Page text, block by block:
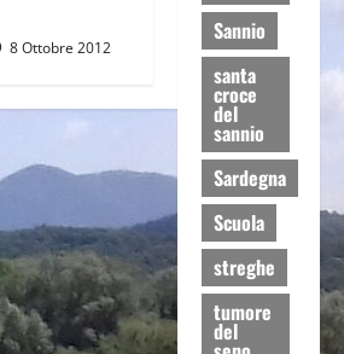
8 Ottobre 2012
Sannio
santa
croce
del
sannio
Sardegna
Scuola
streghe
tumore
del